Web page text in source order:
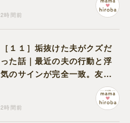
2時間前
［１１］垢抜けた夫がクズだ
った話｜最近の夫の行動と浮
気のサインが完全一致。友人
2時間前